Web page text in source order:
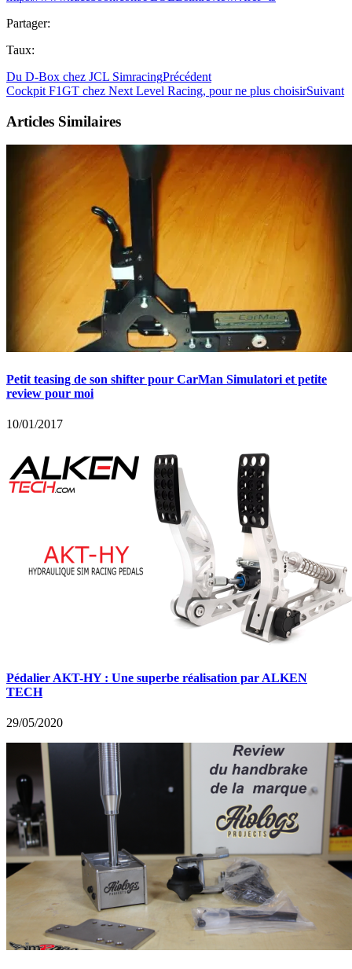
Partager:
Taux:
Du D-Box chez JCL SimracingPrécédent
Cockpit F1GT chez Next Level Racing, pour ne plus choisirSuivant
Articles Similaires
Petit teasing de son shifter pour CarMan Simulatori et petite
review pour moi
10/01/2017
Pédalier AKT-HY : Une superbe réalisation par ALKEN
TECH
29/05/2020